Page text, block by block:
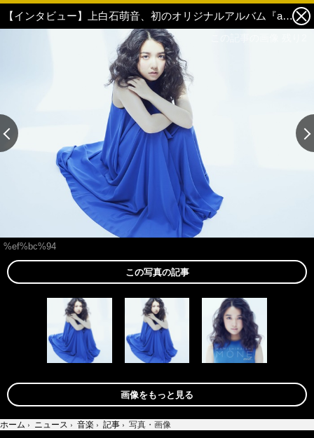
【インタビュー】上白石萌音、初のオリジナルアルバム『and…』発売に「今の自分にしかできないベストを尽くしました！」 2枚目の写真・画像
%ef%bc%94
この写真の記事
画像をもっと見る
ホーム › ニュース › 音楽 › 記事 › 写真・画像